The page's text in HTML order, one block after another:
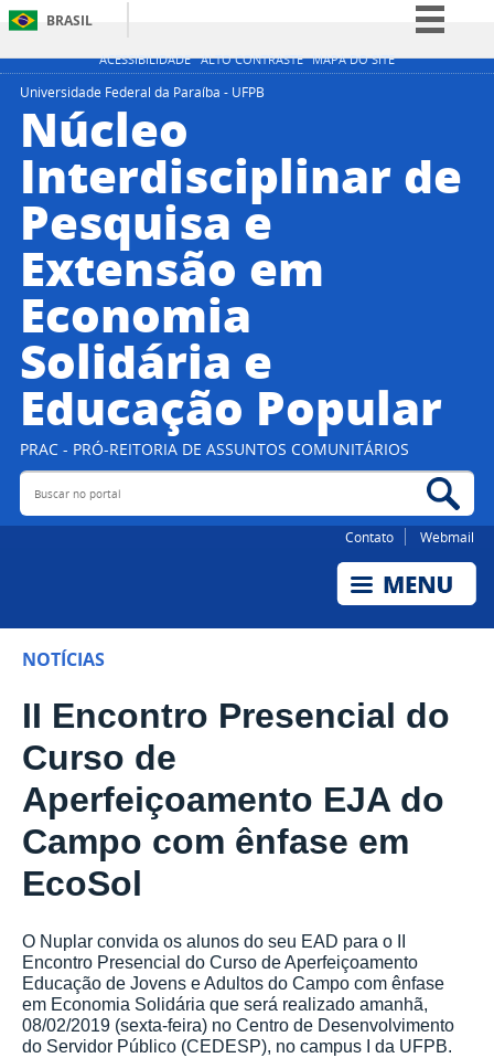
ACESSIBILIDADE ALTO CONTRASTE MAPA DO SITE
BRASIL
Simplifique!
Acesso à informação
Legislação
Universidade Federal da Paraíba - UFPB
Núcleo
Interdisciplinar de
Pesquisa e
Extensão em
Economia
Solidária e
Educação Popular
PRAC - PRÓ-REITORIA DE ASSUNTOS COMUNITÁRIOS
Buscar no portal
Contato Webmail
NOTÍCIAS
II Encontro Presencial do
Curso de
Aperfeiçoamento EJA do
Campo com ênfase em
EcoSol
O Nuplar convida os alunos do seu EAD para o II
Encontro Presencial do Curso de Aperfeiçoamento
Educação de Jovens e Adultos do Campo com ênfase
em Economia Solidária que será realizado amanhã,
08/02/2019 (sexta-feira) no Centro de Desenvolvimento
do Servidor Público (CEDESP), no campus I da UFPB.